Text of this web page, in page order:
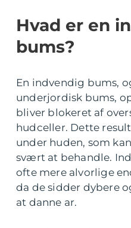
Hvad er en
bums?
En indvendig bums,
underjordisk bums,
bliver blokeret af
hudceller. Dette
under huden, som
svært at behandle.
ofte mere alvorlige
da de sidder dybere
at danne ar.